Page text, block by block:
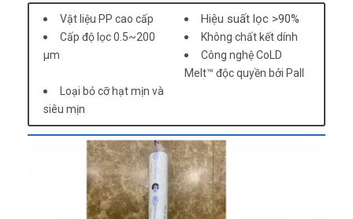
Vật liệu PP cao cấp Hiệu suất lọc >90%
Cấp độ lọc 0.5~200
µm
Không chất kết dính
Công nghệ CoLD
Melt™ độc quyền bởi Pall
Loại bỏ cỡ hạt mịn và
siêu mịn